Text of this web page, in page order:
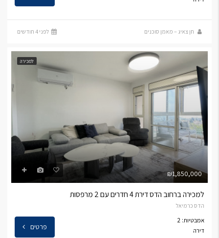
חן צאיג – מאמן סוכנים לפני 4 חודשים
למכירה
₪1,850,000
למכירה ברחוב הדס דירת 4 חדרים עם 2 מרפסות
הדס כרמיאל
אמבטיות: 2
דירה
פרטים